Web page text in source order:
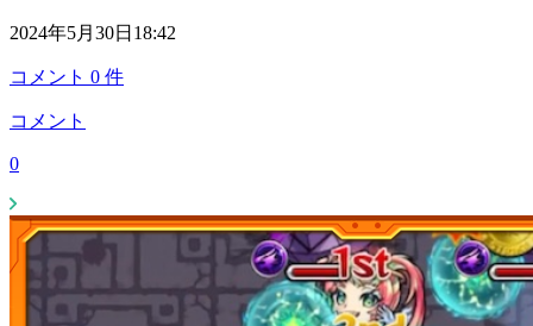
2024年5月30日18:42
コメント 0 件
コメント
0